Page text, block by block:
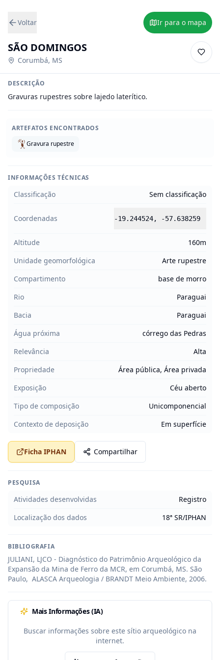
Voltar Ir para o mapa
SÃO DOMINGOS
Corumbá, MS
DESCRIÇÃO
Gravuras rupestres sobre lajedo laterítico.
ARTEFATOS ENCONTRADOS
Gravura rupestre
INFORMAÇÕES TÉCNICAS
Classificação Sem classificação
Coordenadas -19.244524, -57.638259
Altitude
160m
Unidade geomorfológica
Arte rupestre
Compartimento
base de morro
Rio
Paraguai
Bacia
Paraguai
Água próxima
córrego das Pedras
Relevância
Alta
Propriedade
Área pública, Área privada
Exposição
Céu aberto
Tipo de composição
Unicomponencial
Contexto de deposição
Em superfície
Ficha IPHAN Compartilhar
PESQUISA
Atividades desenvolvidas
Registro
Localização dos dados
18ª SR/IPHAN
BIBLIOGRAFIA
JULIANI, LJCO - Diagnóstico do Patrimônio Arqueológico da
Expansão da Mina de Ferro da MCR, em Corumbá, MS. São
Paulo,  ALASCA Arqueologia / BRANDT Meio Ambiente, 2006.
Mais Informações (IA)
Buscar informações sobre este sítio arqueológico na
internet.